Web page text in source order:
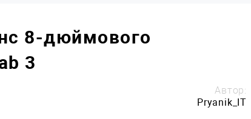
8-дюймового
3
Автор:
Pryanik_IT